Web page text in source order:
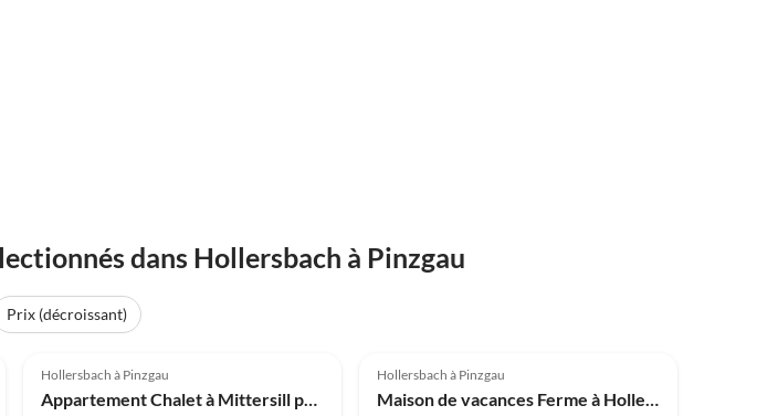
dans Hollersbach à Pinzgau
Prix (décroissant)
Hollersbach à Pinzgau
Appartement Chalet à Mittersill près du Skilift & Sauna
Hollersbach à Pinzgau
Maison de vacances Ferme à Hollersbach près de KitzSki